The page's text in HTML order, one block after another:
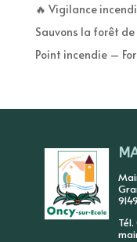
🔥 Vigilance
Sauvons la forêt
Point incendie –